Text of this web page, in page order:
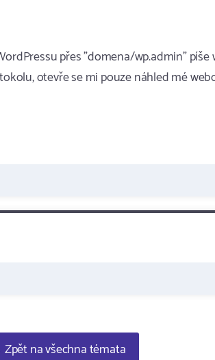
přes "domena/wp.admin" píše
otevře se mi pouze náhled mé
na všechna témata